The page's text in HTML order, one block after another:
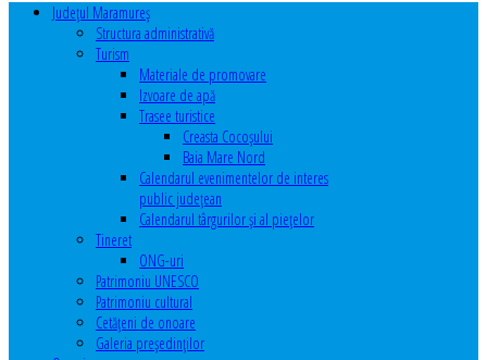
Judeţul Maramureş
Structura administrativă
Turism
Materiale de promovare
Izvoare de apă
Trasee turistice
Creasta Cocoșului
Baia Mare Nord
Calendarul evenimentelor de interes
public judeţean
Calendarul târgurilor şi al pieţelor
Tineret
ONG-uri
Patrimoniu UNESCO
Patrimoniu cultural
Cetăţeni de onoare
Galeria președinților